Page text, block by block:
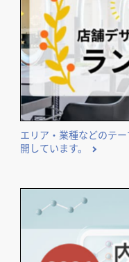
エリア・業種などのテ
開しています。